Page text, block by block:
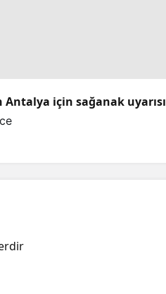
için sağanak uyarısı